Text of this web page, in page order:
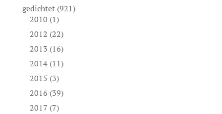
gedichtet(921)
2010 (1)
2012 (22)
2013 (16)
2014(11)
2015 (3)
2016 (39)
2017 (7)